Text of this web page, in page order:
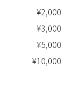
¥2,000
¥3,000
¥5,000
¥10,000